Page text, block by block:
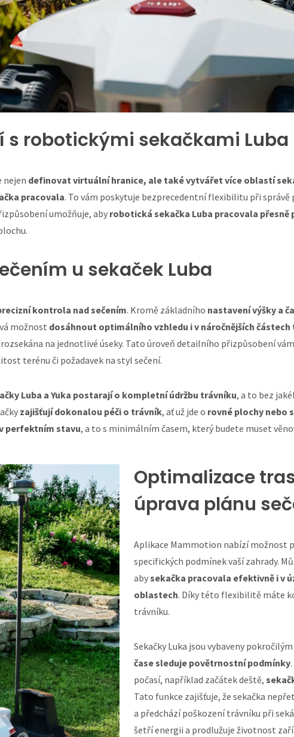
s robotickými sekačkami Luba
nejen definovat virtuální hranice, ale také vytvářet více oblastí
pracovala. To vám poskytuje bezprecedentní flexibilitu při správě
umožňuje, abyrobotická sekačka Luba pracovala přesně
u sekaček Luba
kontrola nad sečením. Kromě základního nastavení výšky a
možnost dosáhnout optimálního vzhledu i v náročnějších
na jednotlivé úseky. Tato úroveň detailního přizpůsobení
terénu či požadavek na styl sečení.
Luba a Yuka postarají o kompletní údržbu trávníku, a to bez
zajišťují dokonalou péči o trávník, ať už jde o rovné plochy nebo
perfektním stavu, a to s minimálním časem, který budete muset
Optimalizace
úprava plánu
Aplikace Mammotion nabízí možnost
specifických podmínek vaší zahrady.
abysekačka pracovala efektivně i v
oblastech. Díky této flexibilitě máte
trávníku.
Sekačky Luka jsou vybaveny pokročilým
čase sleduje povětrnostní podmínky
počasí, například začátek deště,
Tato funkce zajišťuje, že sekačka
a předchází poškození trávníku při
šetří energii a prodlužuje životnost